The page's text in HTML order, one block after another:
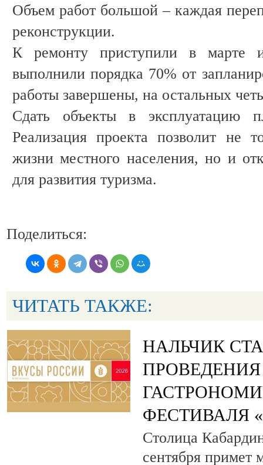
Объем работ большой – каждая
реконструкции.
К ремонту приступили в марте
выполнили порядка 70% от
работы завершены, на остальных
Сдать объекты в эксплуатацию
Реализация проекта позволит не
жизни местного населения, но и
для развития туризма.
Поделиться:
ЧИТАТЬ ТАКЖЕ:
НАЛЬЧИК
ПРОВЕДЕНИЯ
ФЕСТИВАЛЯ
Столица
сентября примет